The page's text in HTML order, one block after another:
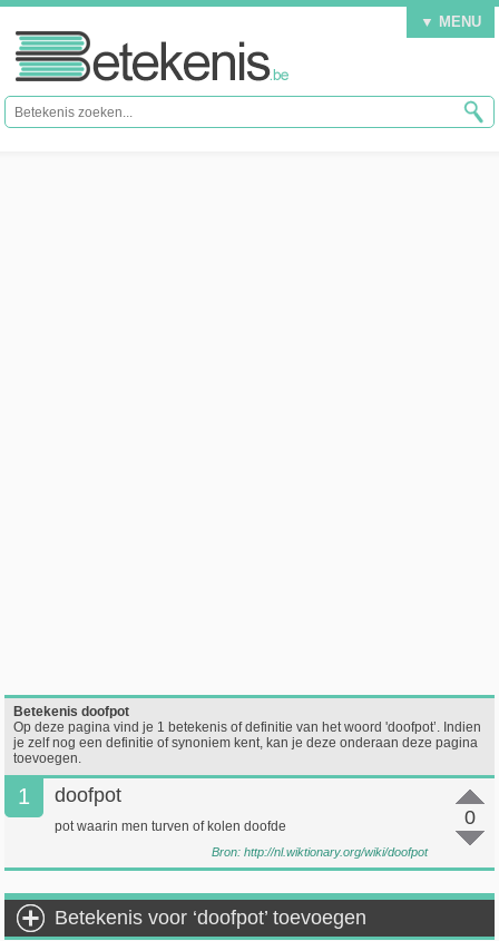
▼ MENU
Betekenis doofpot
Op deze pagina vind je 1 betekenis of definitie van het woord 'doofpot’. Indien
je zelf nog een definitie of synoniem kent, kan je deze onderaan deze pagina
toevoegen.
1
0
doofpot
pot waarin men turven of kolen doofde
Bron: http://nl.wiktionary.org/wiki/doofpot
Betekenis voor ‘doofpot’ toevoegen